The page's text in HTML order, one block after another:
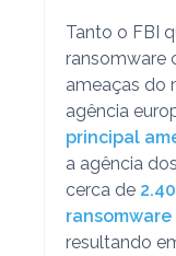
Tanto o FBI
ransomware
ameaças do
agência
principal
a agência
cerca de
ransomware
resultando